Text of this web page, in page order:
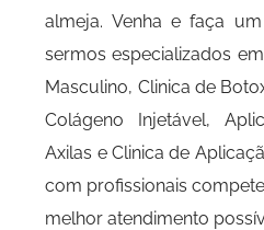
almeja. Venha e faça
sermos especializados
Masculino, Clinica de
Colágeno Injetável,
Axilas e Clinica de
com profissionais
melhor atendimento